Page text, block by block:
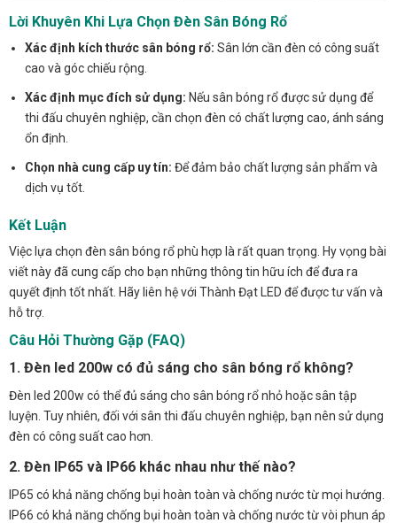
Lời Khuyên Khi Lựa Chọn Đèn Sân Bóng Rổ
Xác định kích thước sân bóng rổ: Sân lớn cần đèn có công suất
cao và góc chiếu rộng.
Xác định mục đích sử dụng: Nếu sân bóng rổ được sử dụng để
thi đấu chuyên nghiệp, cần chọn đèn có chất lượng cao, ánh sáng
ổn định.
Chọn nhà cung cấp uy tín: Để đảm bảo chất lượng sản phẩm và
dịch vụ tốt.
Kết Luận
Việc lựa chọn đèn sân bóng rổ phù hợp là rất quan trọng. Hy vọng bài
viết này đã cung cấp cho bạn những thông tin hữu ích để đưa ra
quyết định tốt nhất. Hãy liên hệ với Thành Đạt LED để được tư vấn và
hỗ trợ.
Câu Hỏi Thường Gặp (FAQ)
1. Đèn led 200w có đủ sáng cho sân bóng rổ không?
Đèn led 200w có thể đủ sáng cho sân bóng rổ nhỏ hoặc sân tập
luyện. Tuy nhiên, đối với sân thi đấu chuyên nghiệp, bạn nên sử dụng
đèn có công suất cao hơn.
2. Đèn IP65 và IP66 khác nhau như thế nào?
IP65 có khả năng chống bụi hoàn toàn và chống nước từ mọi hướng.
IP66 có khả năng chống bụi hoàn toàn và chống nước từ vòi phun áp